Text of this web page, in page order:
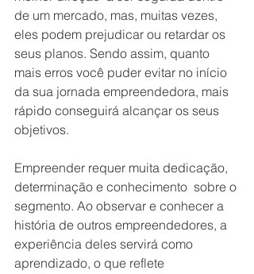
de um mercado, mas, muitas vezes,
eles podem prejudicar ou retardar os
seus planos. Sendo assim, quanto
mais erros você puder evitar no início
da sua jornada empreendedora, mais
rápido conseguirá alcançar os seus
objetivos.
Empreender requer muita dedicação,
determinação e conhecimento  sobre o
segmento. Ao observar e conhecer a
história de outros empreendedores, a
experiência deles servirá como
aprendizado, o que reflete